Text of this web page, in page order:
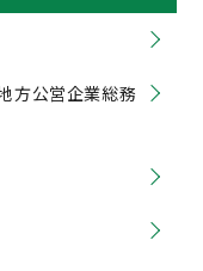
方公営企業総務